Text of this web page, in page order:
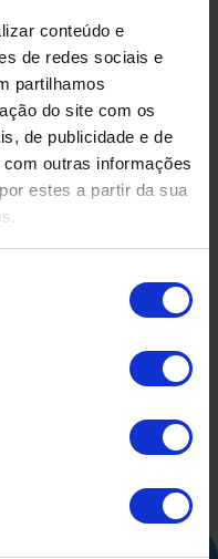
conteúdo e
de redes sociais e
partilhamos
do site com os
de publicidade e de
outras informações
estes a partir da sua